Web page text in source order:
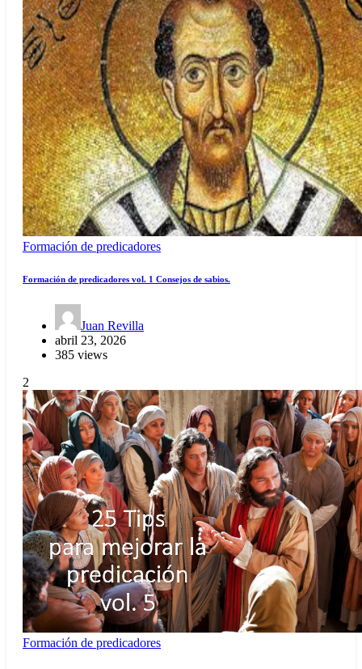
Formación de predicadores
Formación de predicadores vol. 1 Consejos de sabios.
Juan Revilla
abril 23, 2026
385 views
2
Formación de predicadores